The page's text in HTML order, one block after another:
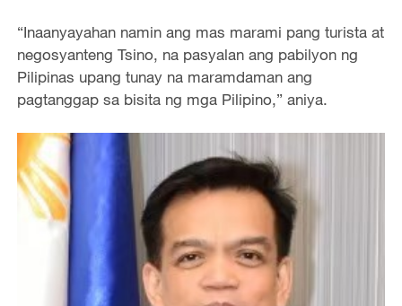
“Inaanyayahan namin ang mas marami pang turista at
negosyanteng Tsino, na pasyalan ang pabilyon ng
Pilipinas upang tunay na maramdaman ang
pagtanggap sa bisita ng mga Pilipino,” aniya.